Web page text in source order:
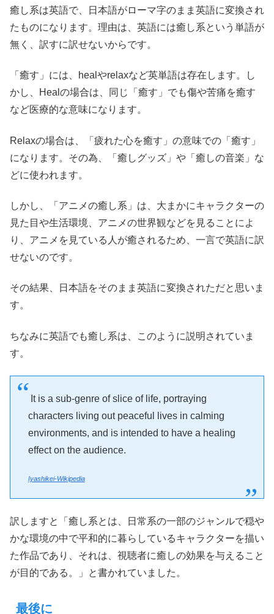
癒し系は英語で、日本語がローマ字のまま英語に変換され
たものになります。理由は、英語には癒し系という単語が
無く、訳すに訳せないからです。
「癒す」には、healやrelaxなど英単語は存在します。し
かし、Healの場合は、同じ「癒す」でも傷や苦痛を癒す
など医療的な意味になります。
Relaxの場合は、「疲れた心を癒す」の意味での「癒す」
になります。その為、「癒しグッズ」や「癒しの音楽」な
どに使われます。
しかし、「アニメの癒し系」は、大まかにキャラクターの
見た目や生活環境、アニメの世界観などを見ることによ
り、アニメを見ている人が癒されるため、一言で英語に訳
せないのです。
その結果、日本語をそのまま英語に変換されただと思いま
す。
ちなみに英語でも癒し系は、このように説明されていま
す。
It is a sub-genre of slice of life, portraying
characters living out peaceful lives in calming
environments, and is intended to have a healing
effect on the audience.
Iyashikei-Wikipedia
訳しますと「癒し系とは、日常系の一部のジャンルで穏や
かな環境の中で平和的に暮らしているキャラクターを描い
た作品であり、それは、視聴者に癒しの効果を与えること
が目的である。」と書かれていました。
最後に